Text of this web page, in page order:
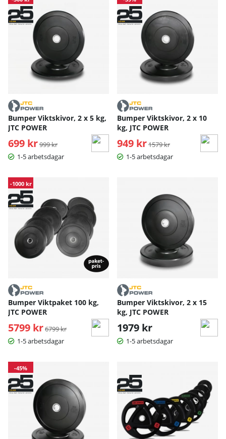
Bumper Viktskivor, 2 x 5 kg,
JTC POWER
699 kr Ordinarie pris:
999 kr
1-5 arbetsdagar
Bumper Viktskivor, 2 x 10
kg, JTC POWER
949 kr Ordinarie pris:
1579 kr
1-5 arbetsdagar
-1000 kr
Bumper Viktpaket 100 kg,
JTC POWER
5799 kr Ordinarie pris:
6799 kr
1-5 arbetsdagar
Bumper Viktskivor, 2 x 15
kg, JTC POWER
1979 kr
1-5 arbetsdagar
-45%